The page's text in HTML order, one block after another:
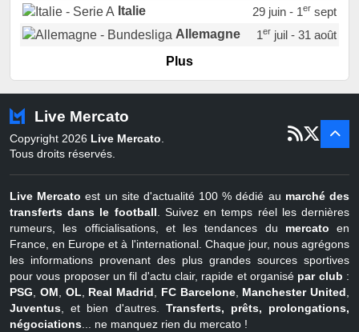
Italie
29 juin - 1ersept
Allemagne
1erjuil - 31 août
Portugal
Pays-Bas
22 juin - 2 sept
Belgique
juil - 31
Plus
Live Mercato
Copyright 2026 Live Mercato.
Tous droits réservés.
Live Mercato est un site d'actualité 100 % dédié au marché des
transferts dans le football. Suivez en temps réel les dernières
rumeurs, les officialisations, et les tendances du mercato en
France, en Europe et à l'international. Chaque jour, nous agrégons
les informations provenant des plus grandes sources sportives
pour vous proposer un fil d'actu clair, rapide et organisé par club :
PSG, OM, OL, Real Madrid, FC Barcelone, Manchester United,
Juventus, et bien d'autres. Transferts, prêts, prolongations,
négociations... ne manquez rien du mercato !